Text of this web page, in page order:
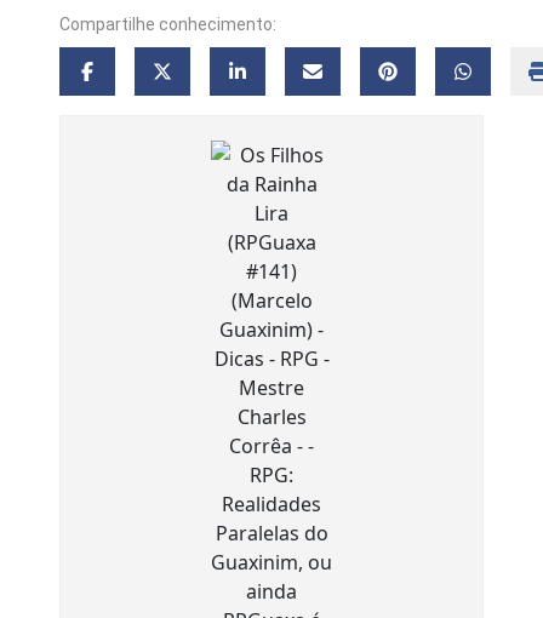
Compartilhe conhecimento: